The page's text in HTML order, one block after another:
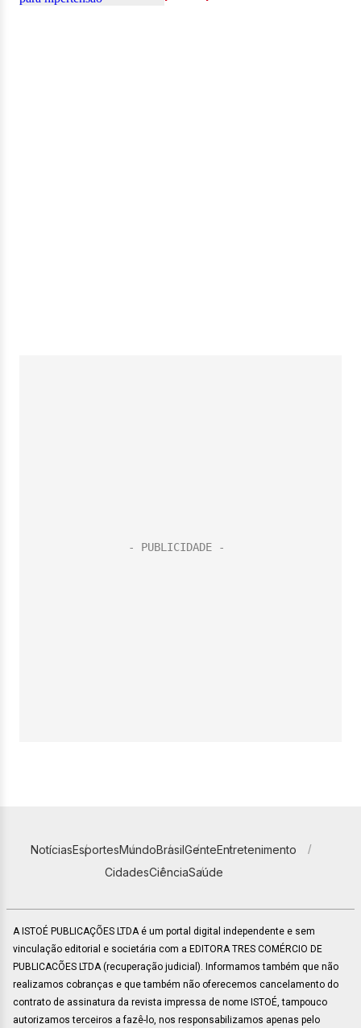
NotíciasEsportesMundoBrasilGenteEntretenimento
CidadesCiênciaSaúde
A ISTOÉ PUBLICAÇÕES LTDA é um portal digital independente e sem
vinculação editorial e societária com a EDITORA TRES COMÉRCIO DE
PUBLICACÕES LTDA (recuperação judicial). Informamos também que não
realizamos cobranças e que também não oferecemos cancelamento do
contrato de assinatura da revista impressa de nome ISTOÉ, tampouco
autorizamos terceiros a fazê-lo, nos responsabilizamos apenas pelo